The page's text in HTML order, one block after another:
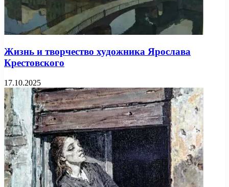
Жизнь и творчество художника Ярослава
Крестовского
17.10.2025